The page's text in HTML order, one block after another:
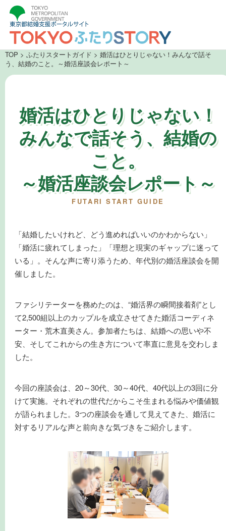
TOP > ふたりスタートガイド > 婚活はひとりじゃない！みんなで話そ
う、結婚のこと。～婚活座談会レポート～
婚活はひとりじゃない！
みんなで話そう、結婚の
こと。
～婚活座談会レポート～
FUTARI START GUIDE
「結婚したいけれど、どう進めればいいのかわからない」
「婚活に疲れてしまった」「理想と現実のギャップに迷って
いる」。そんな声に寄り添うため、年代別の婚活座談会を開
催しました。
ファシリテーターを務めたのは、“婚活界の瞬間接着剤”とし
て2,500組以上のカップルを成立させてきた婚活コーディネ
ーター・荒木直美さん。参加者たちは、結婚への思いや不
安、そしてこれからの生き方について率直に意見を交わしま
した。
今回の座談会は、20～30代、30～40代、40代以上の3回に分
けて実施。それぞれの世代だからこそ生まれる悩みや価値観
が語られました。3つの座談会を通して見えてきた、婚活に
対するリアルな声と前向きな気づきをご紹介します。